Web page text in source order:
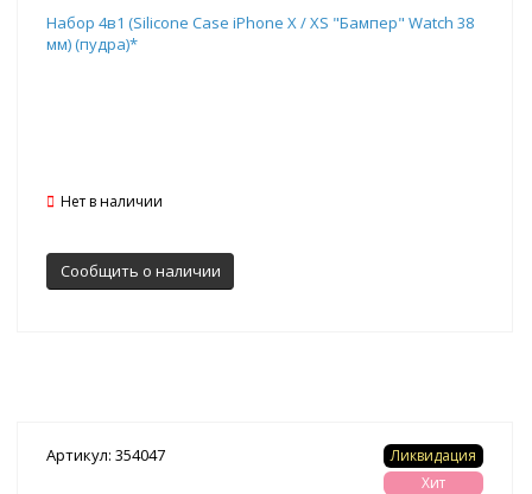
Набор 4в1 (Silicone Case iPhone X / XS "Бампер" Watch 38
мм) (пудра)*
Нет в наличии
Сообщить о наличии
Артикул: 354047
Ликвидация
Хит